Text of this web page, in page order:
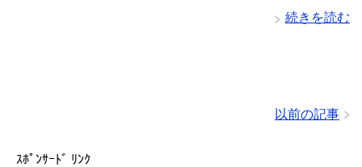
続きを読む
以前の記事
ｽﾎﾟﾝｻｰﾄﾞ ﾘﾝｸ